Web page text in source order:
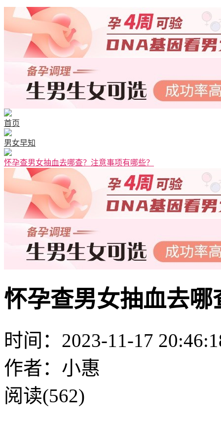
首页
男女早知
怀孕查男女抽血去哪查？注意事项有哪些？
怀孕查男女抽血去
时间：2023-11-17
作者：小惠
阅读(562)